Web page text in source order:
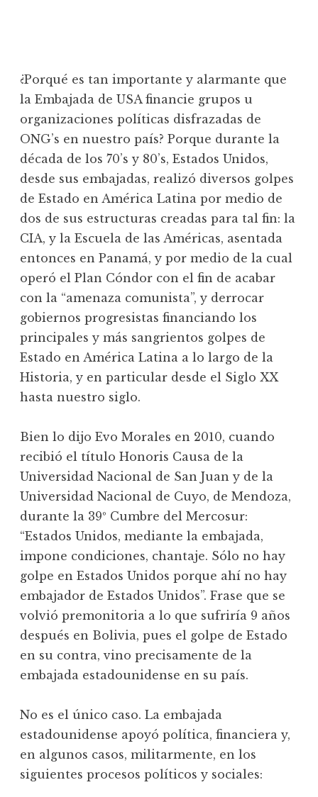
¿Porqué es tan importante y alarmante que
la Embajada de USA financie grupos u
organizaciones políticas disfrazadas de
ONG’s en nuestro país? Porque durante la
década de los 70’s y 80’s, Estados Unidos,
desde sus embajadas, realizó diversos golpes
de Estado en América Latina por medio de
dos de sus estructuras creadas para tal fin: la
CIA, y la Escuela de las Américas, asentada
entonces en Panamá, y por medio de la cual
operó el Plan Cóndor con el fin de acabar
con la “amenaza comunista”, y derrocar
gobiernos progresistas financiando los
principales y más sangrientos golpes de
Estado en América Latina a lo largo de la
Historia, y en particular desde el Siglo XX
hasta nuestro siglo.
Bien lo dijo Evo Morales en 2010, cuando
recibió el título Honoris Causa de la
Universidad Nacional de San Juan y de la
Universidad Nacional de Cuyo, de Mendoza,
durante la 39º Cumbre del Mercosur:
“Estados Unidos, mediante la embajada,
impone condiciones, chantaje. Sólo no hay
golpe en Estados Unidos porque ahí no hay
embajador de Estados Unidos”. Frase que se
volvió premonitoria a lo que sufriría 9 años
después en Bolivia, pues el golpe de Estado
en su contra, vino precisamente de la
embajada estadounidense en su país.
No es el único caso. La embajada
estadounidense apoyó política, financiera y,
en algunos casos, militarmente, en los
siguientes procesos políticos y sociales: